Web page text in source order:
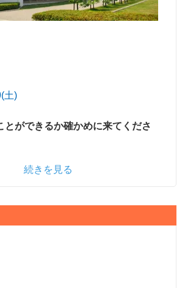
土)
とができるか確かめに来てくださ
続きを見る